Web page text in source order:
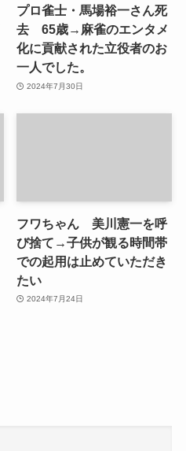
プロ雀士・馬場裕一さん死
去 65歳→麻雀のエンタメ
化に貢献された立役者のお
一人でした。
2024年7月30日
フワちゃん 美川憲一を呼
び捨て→子供が観る時間帯
での起用は止めていただき
たい
2024年7月24日